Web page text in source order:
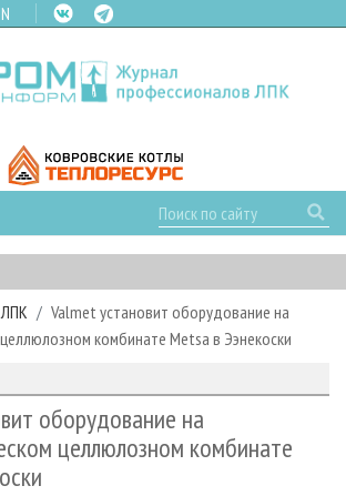
ЛПК
РОССИИ
Valmet установит оборудование на
комбинате Metsa в Ээнекоски
оборудование на
целлюлозном комбинате